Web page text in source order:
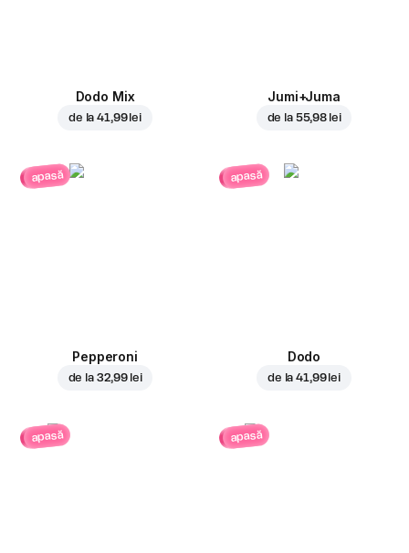
Dodo Mix
de la41,99 lei
Jumi+Juma
de la 55,98 lei
apasă
Pepperoni
de la 32,99 lei
apasă
Dodo
de la41,99 lei
apasă apasă